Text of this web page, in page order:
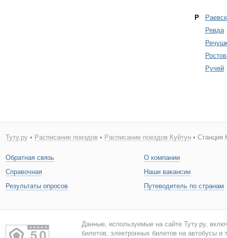
Р
Ревда
Ручей
Туту.ру• Расписание поездов • Расписание поездов Куйтун• Станция
Обратная связь
Справочная
Результаты опросов
О компании
Наши вакансии
Путеводитель по странам
Данные, используемые на сайте Туту.ру,
билетов, электронных билетов на автобусы и